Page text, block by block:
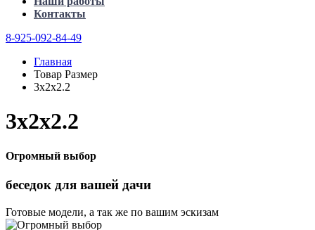
Контакты
8-925-092-84-49
Главная
Товар Размер
3х2х2.2
3х2х2.2
Огромный выбор
беседок для вашей дачи
Готовые модели, а так же по вашим эскизам